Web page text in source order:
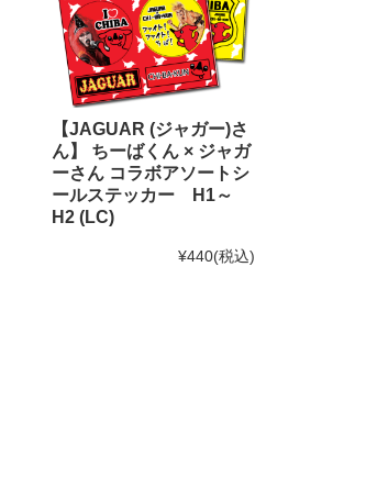
【JAGUAR (ジャガー)さ
ん】 ちーばくん × ジャガ
ーさん コラボアソートシ
ールステッカー H1～
H2 (LC)
¥440(税込)